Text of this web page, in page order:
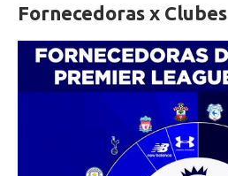
Fornecedoras x Clubes